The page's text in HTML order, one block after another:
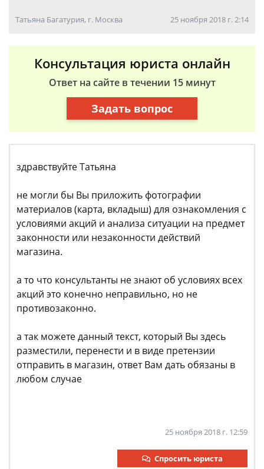
Татьяна Багатурия, г. Москва 25 ноября 2018 г. 2:14
Консультация юриста онлайн
Ответ на сайте в течении 15 минут
Задать вопрос
здравствуйте Татьяна
не могли бы Вы приложить фотографии
материалов (карта, вкладыш) для ознакомления с
условиями акций и анализа ситуации на предмет
законности или незаконности действий
магазина.
а то что консультанты не знают об условиях всех
акций это конечно неправильно, но не
противозаконно.
а так можете данный текст, который Вы здесь
разместили, перенести и в виде претензии
отправить в магазин, ответ Вам дать обязаны в
любом случае
25 ноября 2018 г. 12:59
Спросить юриста